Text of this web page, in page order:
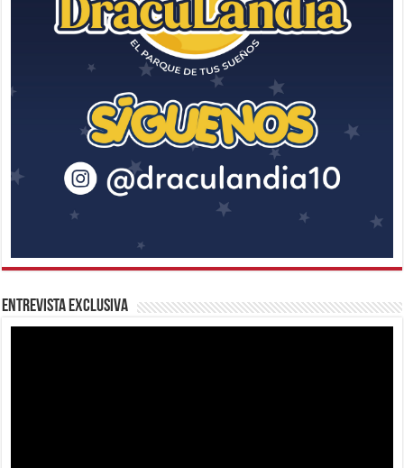
Entrevista Exclusiva